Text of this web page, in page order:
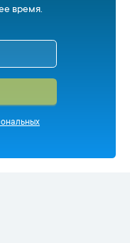
время.